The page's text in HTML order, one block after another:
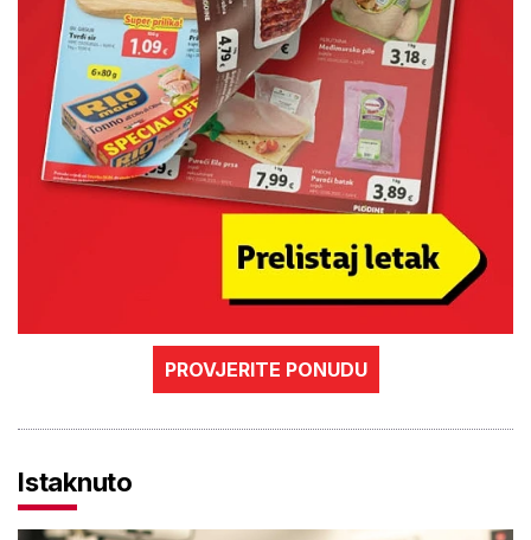
PROVJERITE PONUDU
Istaknuto